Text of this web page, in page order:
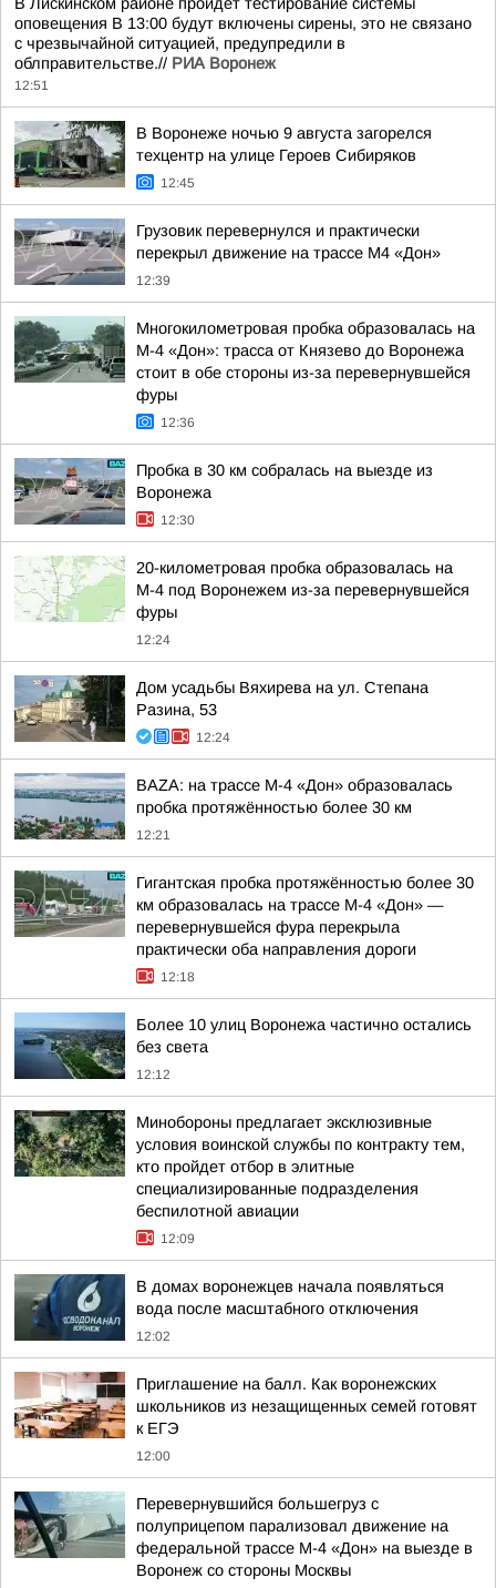
оповещения В 13:00 будут включены сирены, это не связано
с чрезвычайной ситуацией, предупредили в
облправительстве.// РИА Воронеж
12:51
В Воронеже ночью 9 августа загорелся
техцентр на улице Героев Сибиряков
12:45
Грузовик перевернулся и практически
перекрыл движение на трассе М4 «Дон»
12:39
Многокилометровая пробка образовалась на
М-4 «Дон»: трасса от Князево до Воронежа
стоит в обе стороны из-за перевернувшейся
фуры
12:36
Пробка в 30 км собралась на выезде из
Воронежа
12:30
20-километровая пробка образовалась на
М-4 под Воронежем из-за перевернувшейся
фуры
12:24
Дом усадьбы Вяхирева на ул. Степана
Разина, 53
12:24
BAZA: на трассе М-4 «Дон» образовалась
пробка протяжённостью более 30 км
12:21
Гигантская пробка протяжённостью более 30
км образовалась на трассе М-4 «Дон» —
перевернувшейся фура перекрыла
практически оба направления дороги
12:18
Более 10 улиц Воронежа частично остались
без света
12:12
Минобороны предлагает эксклюзивные
условия воинской службы по контракту тем,
кто пройдет отбор в элитные
специализированные подразделения
беспилотной авиации
12:09
В домах воронежцев начала появляться
вода после масштабного отключения
12:02
Приглашение на балл. Как воронежских
школьников из незащищенных семей готовят
к ЕГЭ
12:00
Перевернувшийся большегруз с
полуприцепом парализовал движение на
федеральной трассе М-4 «Дон» на выезде в
Воронеж со стороны Москвы